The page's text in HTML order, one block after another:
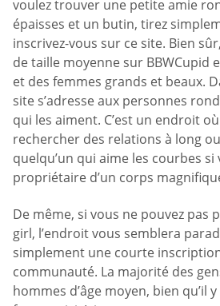
voulez trouver une petite amie
épaisses et un butin, tirez
inscrivez-vous sur ce site. Bien
de taille moyenne sur BBWCupid
et des femmes grands et beaux.
site s’adresse aux personnes
qui les aiment. C’est un endroit
rechercher des relations à long
quelqu’un qui aime les courbes si
propriétaire d’un corps
De même, si vous ne pouvez pas
girl, l’endroit vous semblera
simplement une courte
communauté. La majorité des
hommes d’âge moyen, bien qu’il